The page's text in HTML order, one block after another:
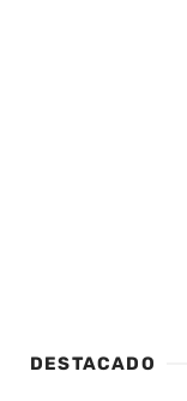
DESTACADO